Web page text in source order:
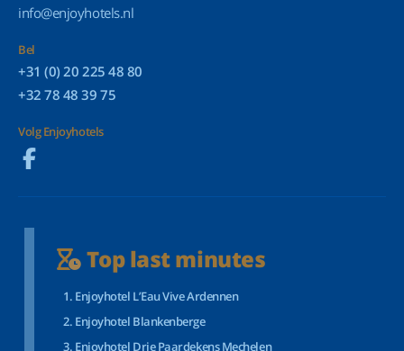
info@enjoyhotels.nl
Bel
+31 (0) 20 225 48 80
+32 78 48 39 75
Volg Enjoyhotels
Top last minutes
Enjoyhotel L’Eau Vive Ardennen
Enjoyhotel Blankenberge
Enjoyhotel Drie Paardekens Mechelen